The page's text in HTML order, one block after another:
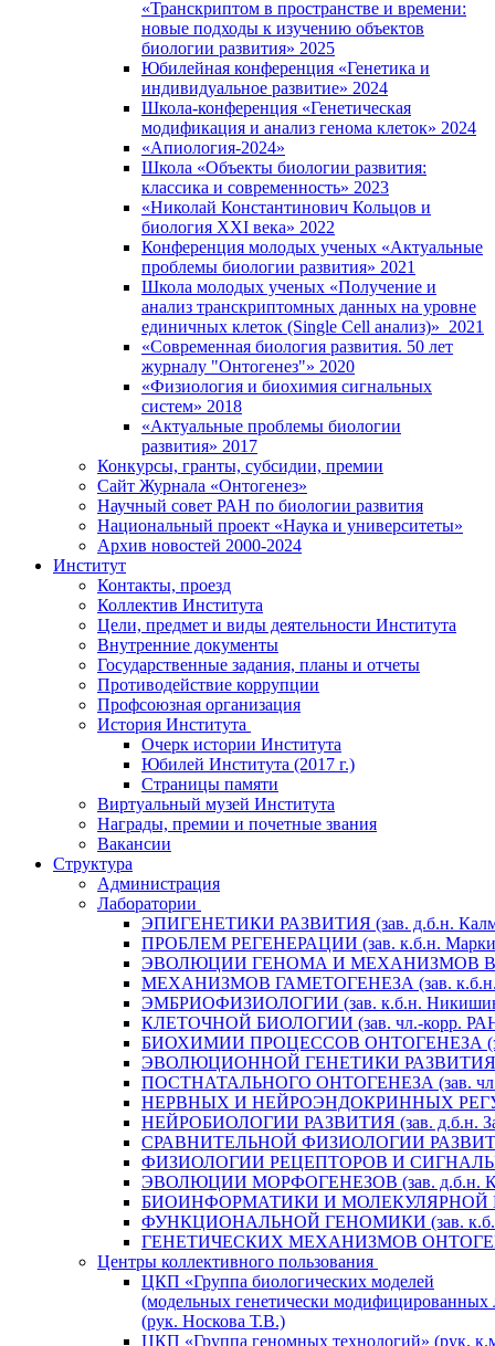
«Транскриптом в пространстве и времени:
новые подходы к изучению объектов
биологии развития» 2025
Юбилейная конференция «Генетика и
индивидуальное развитие» 2024
Школа-конференция «Генетическая
модификация и анализ генома клеток» 2024
«Апиология-2024»
Школа «Объекты биологии развития:
классика и современность» 2023
«Николай Константинович Кольцов и
биология XXI века» 2022
Конференция молодых ученых «Актуальные
проблемы биологии развития» 2021
Школа молодых ученых «Получение и
анализ транскриптомных данных на уровне
единичных клеток (Single Cell анализ)» 2021
«Современная биология развития. 50 лет
журналу "Онтогенез"» 2020
«Физиология и биохимия сигнальных
систем» 2018
«Актуальные проблемы биологии
развития» 2017
Конкурсы, гранты, субсидии, премии
Сайт Журнала «Онтогенез»
Научный совет РАН по биологии развития
Национальный проект «Наука и университеты»
Архив новостей 2000-2024
Институт
Контакты, проезд
Коллектив Института
Цели, предмет и виды деятельности Института
Внутренние документы
Государственные задания, планы и отчеты
Противодействие коррупции
Профсоюзная организация
История Института
Очерк истории Института
Юбилей Института (2017 г.)
Страницы памяти
Виртуальный музей Института
Награды, премии и почетные звания
Вакансии
Структура
Администрация
Лаборатории
ЭПИГЕНЕТИКИ РАЗВИТИЯ (зав. д.б.н.
ПРОБЛЕМ РЕГЕНЕРАЦИИ (зав. к.б.н.
ЭВОЛЮЦИИ ГЕНОМА И МЕХАНИЗМОВ
МЕХАНИЗМОВ ГАМЕТОГЕНЕЗА (зав.
ЭМБРИОФИЗИОЛОГИИ (зав. к.б.н.
КЛЕТОЧНОЙ БИОЛОГИИ (зав. чл.-корр. РАН
БИОХИМИИ ПРОЦЕССОВ ОНТОГЕНЕЗА
ЭВОЛЮЦИОННОЙ ГЕНЕТИКИ РАЗВИТИЯ
ПОСТНАТАЛЬНОГО ОНТОГЕНЕЗА (зав. чл.-
НЕРВНЫХ И НЕЙРОЭНДОКРИННЫХ
НЕЙРОБИОЛОГИИ РАЗВИТИЯ (зав. д.б.н.
СРАВНИТЕЛЬНОЙ ФИЗИОЛОГИИ РАЗВИТИЯ
ФИЗИОЛОГИИ РЕЦЕПТОРОВ И
ЭВОЛЮЦИИ МОРФОГЕНЕЗОВ (зав. д.б.н.
БИОИНФОРМАТИКИ И МОЛЕКУЛЯРНОЙ
ФУНКЦИОНАЛЬНОЙ ГЕНОМИКИ (зав.
ГЕНЕТИЧЕСКИХ МЕХАНИЗМОВ
Центры коллективного пользования
ЦКП «Группа биологических моделей
(модельных генетически
(рук. Носкова Т.В.)
ЦКП «Группа геномных технологий» (рук.